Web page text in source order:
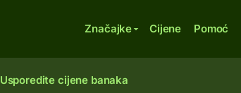
Značajke Cijene Pomoć
Usporedite cijene banaka